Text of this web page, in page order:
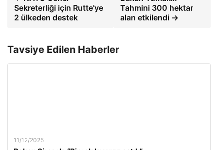
Sekreterliği için Rutte'ye
2 ülkeden destek
Tahmini 300 hektar
alan etkilendi →
Tavsiye Edilen Haberler
11/12/2025